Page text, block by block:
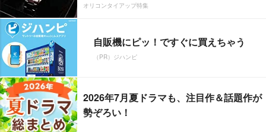
オリコンタイアップ特集
自販機にピッ！ですぐに買えちゃう
（PR）ジハンピ
2026年7月夏ドラマも、注目作＆話題作が
勢ぞろい！